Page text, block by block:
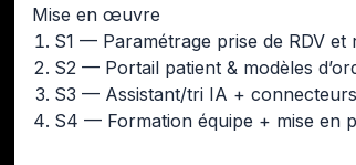
Mise en œuvre
S1 — Paramétrage prise de RDV et
S2 — Portail patient & modèles
S3 — Assistant/tri IA +
S4 — Formation équipe + mise en